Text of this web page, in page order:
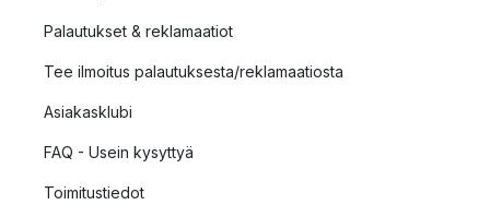
Palautukset & reklamaatiot
Tee ilmoitus palautuksesta/reklamaatiosta
Asiakasklubi
FAQ - Usein kysyttyä
Toimitustiedot